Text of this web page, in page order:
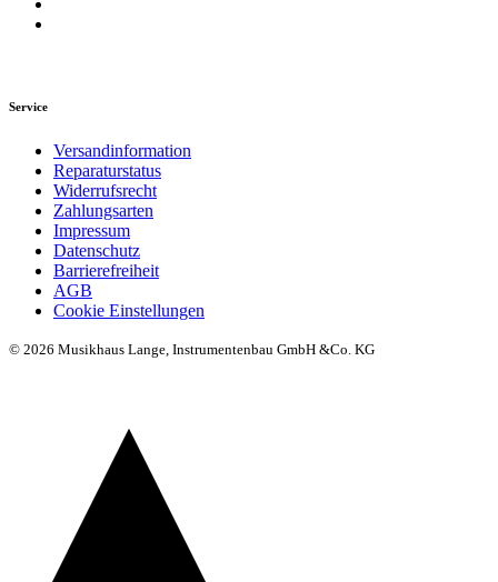
Service
Versandinformation
Reparaturstatus
Widerrufsrecht
Zahlungsarten
Impressum
Datenschutz
Barrierefreiheit
AGB
Cookie Einstellungen
© 2026 Musikhaus Lange, Instrumentenbau GmbH &Co. KG